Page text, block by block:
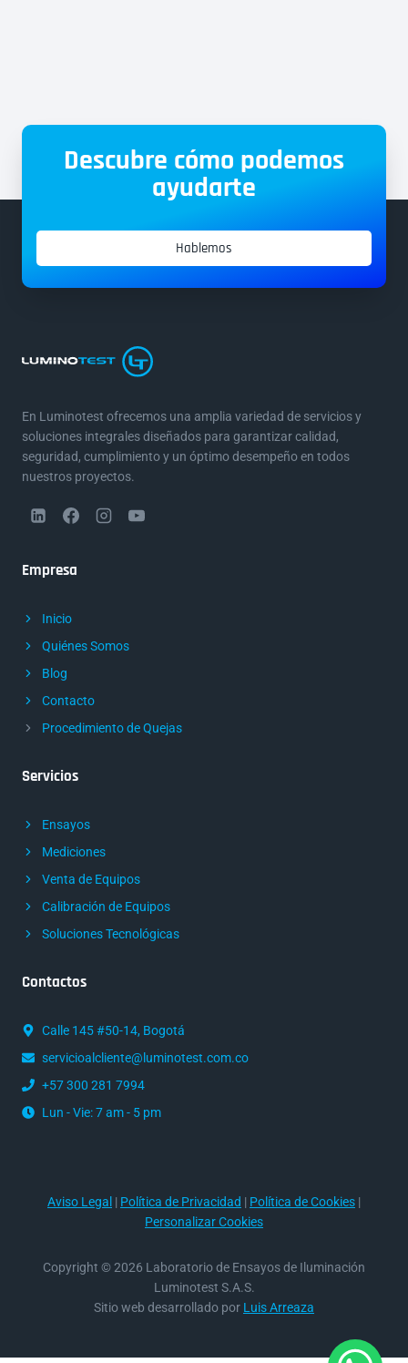
Descubre cómo podemos
ayudarte
Hablemos
En Luminotest ofrecemos una amplia variedad de servicios y
soluciones integrales diseñados para garantizar calidad,
seguridad, cumplimiento y un óptimo desempeño en todos
nuestros proyectos.
Empresa
Inicio
Quiénes Somos
Blog
Contacto
Procedimiento de Quejas
Servicios
Ensayos
Mediciones
Venta de Equipos
Calibración de Equipos
Soluciones Tecnológicas
Contactos
Calle 145 #50-14, Bogotá
servicioalcliente@luminotest.com.co
+57 300 281 7994
Lun - Vie: 7 am - 5 pm
Aviso Legal | Política de Privacidad | Política de Cookies |
Personalizar Cookies
Copyright © 2026 Laboratorio de Ensayos de Iluminación
Luminotest S.A.S.
Sitio web desarrollado por Luis Arreaza